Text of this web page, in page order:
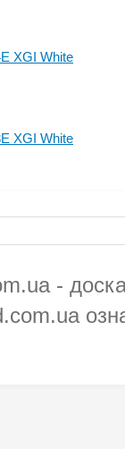
XGI White
XGI White
-